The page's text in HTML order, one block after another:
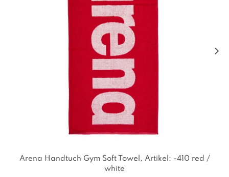
Arena Handtuch Gym Soft Towel , Artikel: -410 red /
white